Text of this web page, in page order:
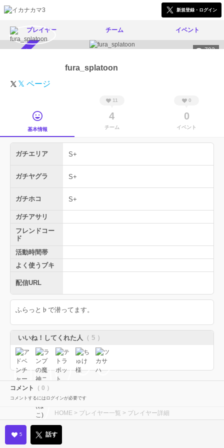
新規登録・ログイン
プレイヤー チーム イベント
702
fura_splatoon
𝕏 ページ
基本情報
11
4
チーム
0
0
イベント
ガチエリア S+
ガチヤグラ S+
ガチホコ S+
ガチアサリ
フレンドコー
ド
活動時間帯
よく使うブキ
配信URL
ふらっと♭で潜ってます。
いいね！してくれた人 （ 5 ）
コメント （ 0 ）
コメントするにはログインが必要です
HOME > プレイヤー一覧 > プレイヤー詳細
5 話す